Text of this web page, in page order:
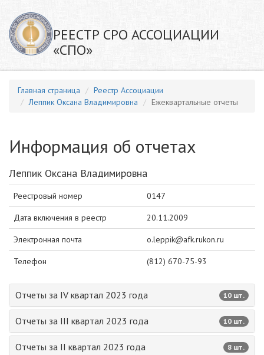
РЕЕСТР СРО АССОЦИАЦИИ
«СПО»
Главная страница
Реестр Ассоциации
Леппик Оксана Владимировна
Ежеквартальные отчеты
Информация об отчетах
Леппик Оксана Владимировна
Реестровый номер 0147
Дата включения в реестр 20.11.2009
Электронная почта o.leppik@afk.rukon.ru
Телефон (812) 670-75-93
Отчеты за IV квартал 2023 года 10 шт.
Отчеты за III квартал 2023 года 10 шт.
Отчеты за II квартал 2023 года 8 шт.